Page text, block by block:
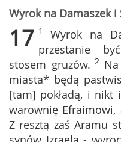
Wyrok na Damaszek i
17 1Wyrok na
przestanie
stosem gruzów. 2
miasta* będą
[tam] pokładą, i nikt
warownię Efraimowi,
Z resztą zaś Aramu